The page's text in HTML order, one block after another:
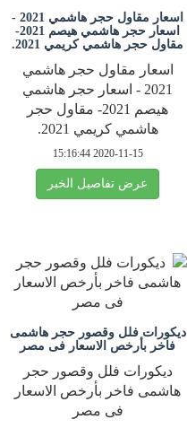
اسعار مقاول حجر هاشمي 2021 -
اسعار حجر هاشمي هيصم 2021-
مقاول حجر هاشمي كريمي 2021.
اسعار مقاول حجر هاشمي
2021 - اسعار حجر هاشمي
هيصم 2021- مقاول حجر
هاشمي كريمي 2021.
2020-11-15 15:16:44
عرض تفاصيل الخبر
ديكورات فلل وقصور حجر هاشمى
فاخر بأرخص الاسعار فى مصر
ديكورات فلل وقصور حجر
هاشمى فاخر بأرخص الاسعار
فى مصر